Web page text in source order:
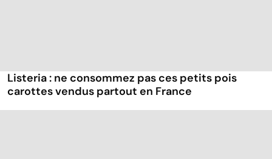
Listeria : ne consommez pas ces petits pois
carottes vendus partout en France